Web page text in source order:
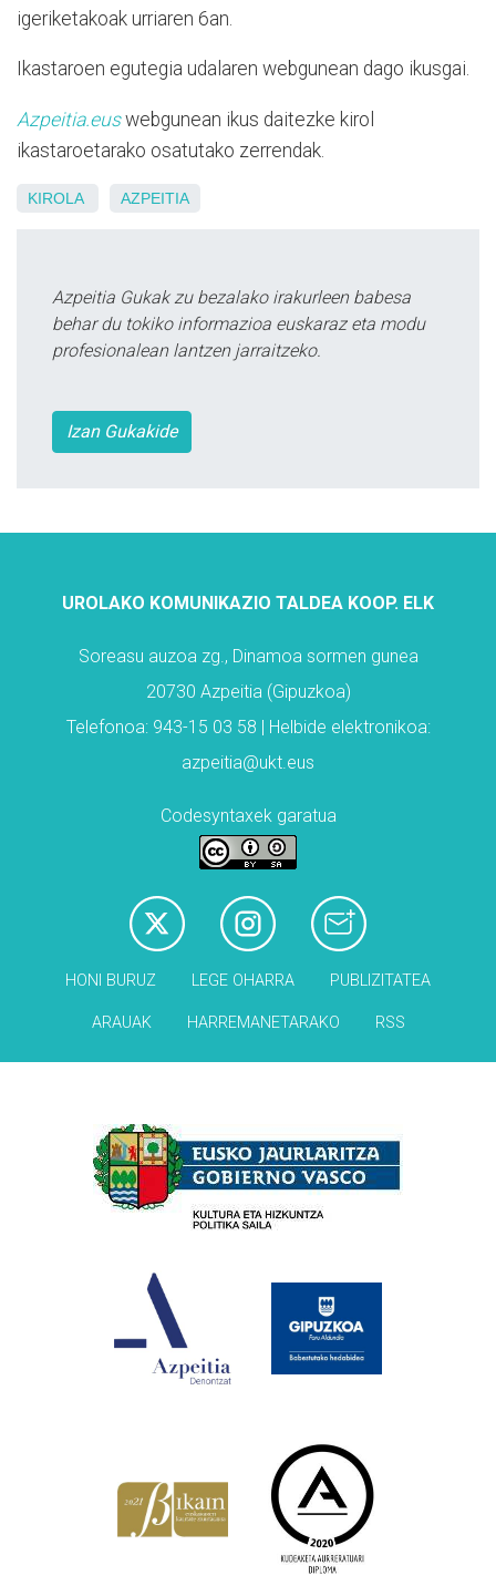
igeriketakoak urriaren 6an.
Ikastaroen egutegia udalaren webgunean dago ikusgai.
Azpeitia.euswebgunean ikus daitezke kirol
ikastaroetarako osatutako zerrendak.
KIROLA AZPEITIA
Azpeitia Gukak zu bezalako irakurleen babesa
behar du tokiko informazioa euskaraz eta modu
profesionalean lantzen jarraitzeko.
Izan Gukakide
UROLAKO KOMUNIKAZIO TALDEA KOOP. ELK
Soreasu auzoa zg., Dinamoa sormen gunea
20730 Azpeitia (Gipuzkoa)
Telefonoa: 943-15 03 58 | Helbide elektronikoa:
azpeitia@ukt.eus
Codesyntaxek garatua
HONI BURUZ LEGE OHARRA PUBLIZITATEA
ARAUAK HARREMANETARAKO RSS